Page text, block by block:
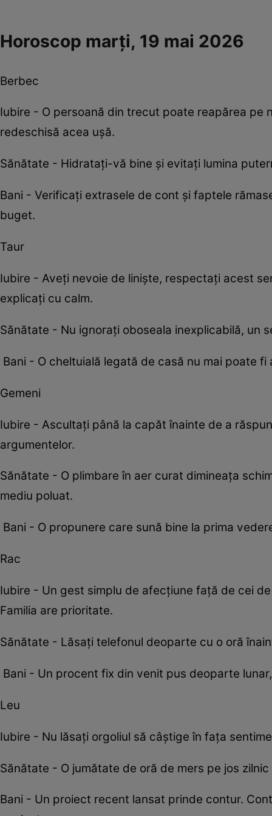
Horoscop marți, 19 mai 2026
Berbec
Iubire - O persoană din trecut poate reapărea
redeschisă acea ușă.
Sănătate - Hidratați-vă bine și evitați lumina
Bani - Verificați extrasele de cont și faptele
buget.
Taur
Iubire - Aveți nevoie de liniște, respectați acest
explicați cu calm.
Sănătate - Nu ignorați oboseala inexplicabilă,
Bani - O cheltuială legată de casă nu mai poate
Gemeni
Iubire - Ascultați până la capăt înainte de a
argumentelor.
Sănătate - O plimbare în aer curat dimineața
mediu poluat.
Bani - O propunere care sună bine la prima
Rac
Iubire - Un gest simplu de afecțiune față de cei
Familia are prioritate.
Sănătate - Lăsați telefonul deoparte cu o oră
Bani - Un procent fix din venit pus deoparte
Leu
Iubire - Nu lăsați orgoliul să câștige în fața
Sănătate - O jumătate de oră de mers pe jos
Bani - Un proiect recent lansat prinde contur.